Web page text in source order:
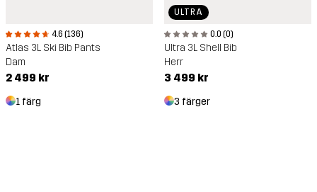
4.6 (136)
Atlas 3L Ski Bib Pants
Dam
2 499 kr
1 färg
ULTRA
0.0 (0)
Ultra 3L Shell Bib
Herr
3 499 kr
3 färger